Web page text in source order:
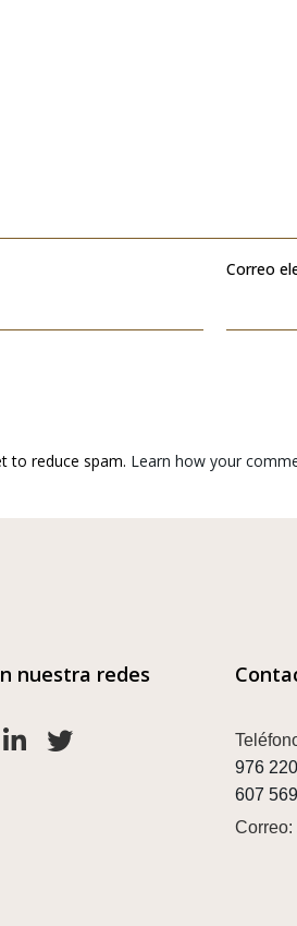
Correo
to reduce spam. Learn how your
nuestra redes
976
607
Correo: